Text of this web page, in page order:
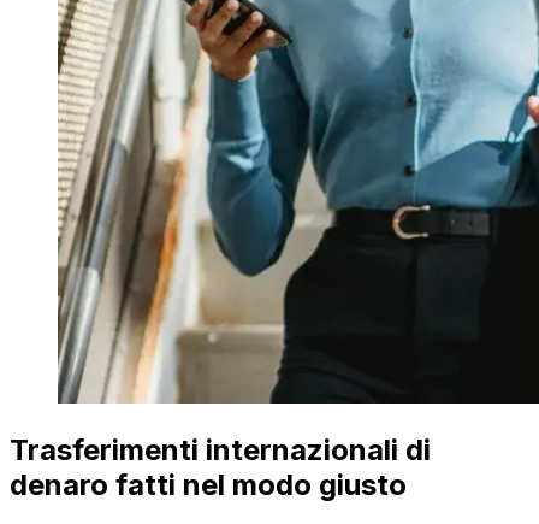
Trasferimenti internazionali di
denaro fatti nel modo giusto